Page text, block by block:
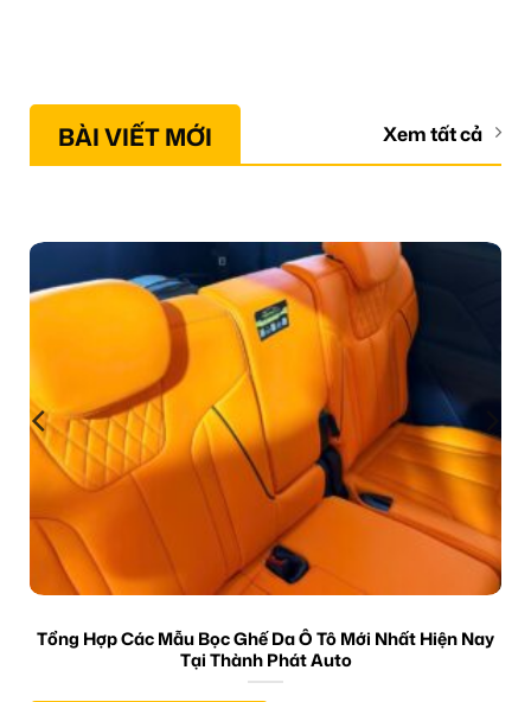
BÀI VIẾT MỚI Xem tất cả
Tổng Hợp Các Mẫu Bọc Ghế Da Ô Tô Mới Nhất Hiện Nay
Tại Thành Phát Auto